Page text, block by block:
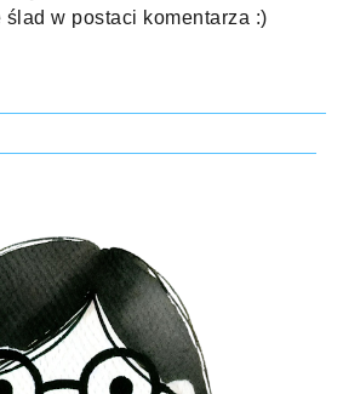
w postaci komentarza :)